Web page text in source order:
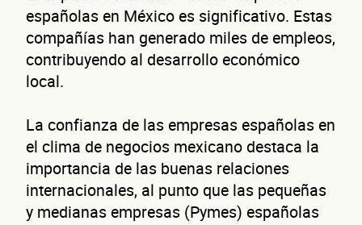
españolas en México es significativo. Estas
compañías han generado miles de empleos,
contribuyendo al desarrollo económico
local.
La confianza de las empresas españolas en
el clima de negocios mexicano destaca la
importancia de las buenas relaciones
internacionales, al punto que las pequeñas
y medianas empresas (Pymes) españolas